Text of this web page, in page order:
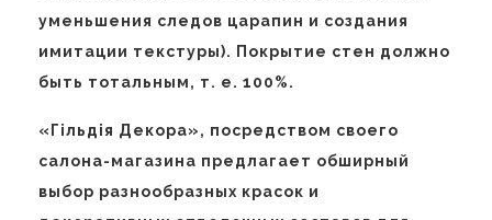
уменьшения следов царапин и создания
имитации текстуры). Покрытие стен должно
быть тотальным, т. е. 100%.
«Гiльдiя Декора», посредством своего
салона-магазина предлагает обширный
выбор разнообразных красок и